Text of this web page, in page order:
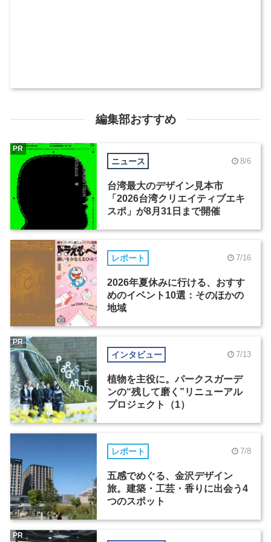
編集部おすすめ
ニュース 8/6
台湾最大のデザイン見本市
「2026台湾クリエイティブエキ
スポ」が8月31日まで開催
PR
レポート 7/16
2026年夏休みに行ける、おすす
めのイベント10選：そのほかの
地域
インタビュー 7/13
植物を主役に。パークスガーデ
ンの“残して磨く”リニューアル
プロジェクト（1）
PR
レポート 7/8
五感でめぐる、金沢デザイン
旅。建築・工芸・香りに出会う4
つのスポット
PR